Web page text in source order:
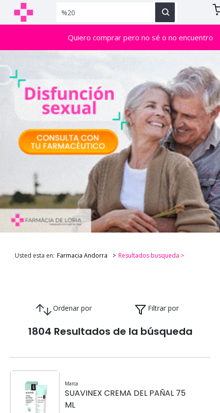
Quiero comprar pero no sé o no encuentro
Usted esta en: Farmacia Andorra Resultados busqueda >
Ordenar por Filtrar por
1804 Resultados de la búsqueda
Marca
SUAVINEX CREMA DEL PAÑAL 75
ML